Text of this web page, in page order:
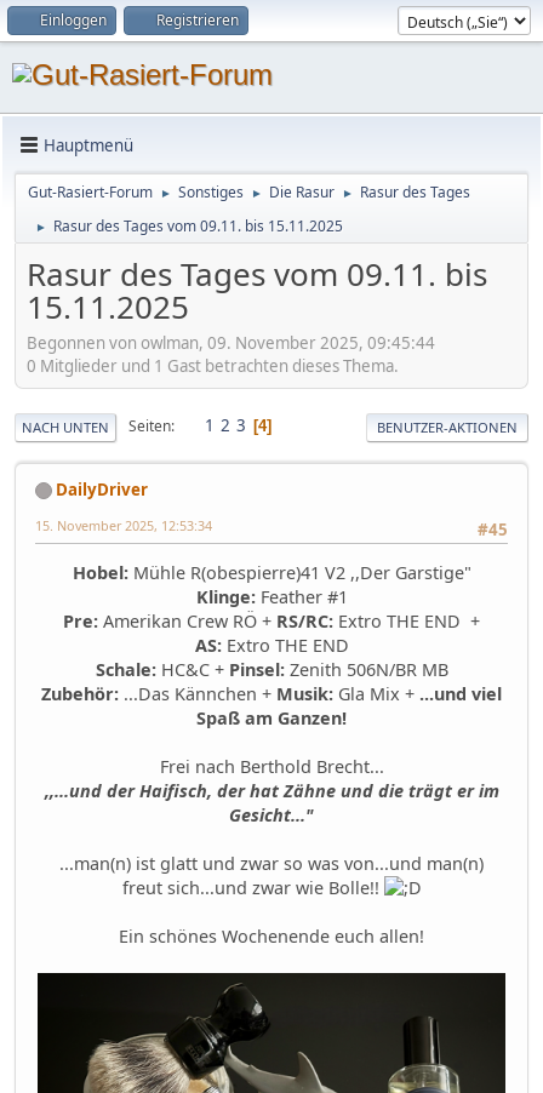
Einloggen Registrieren
Hauptmenü
Gut-Rasiert-Forum ► Sonstiges ► Die Rasur ► Rasur des Tages
► Rasur des Tages vom 09.11. bis 15.11.2025
Rasur des Tages vom 09.11. bis
15.11.2025
Begonnen von owlman, 09. November 2025, 09:45:44
0 Mitglieder und 1 Gast betrachten dieses Thema.
NACH UNTEN Seiten 1 2 3 4 BENUTZER-AKTIONEN
DailyDriver
#45
15. November 2025, 12:53:34
Hobel:Mühle R(obespierre)41 V2 ,,Der Garstige"
Klinge: Feather #1
Pre: Amerikan Crew RÖ + RS/RC: Extro THE END +
AS:Extro THE END
Schale:HC&C +Pinsel:Zenith 506N/BR MB
Zubehör: ...Das Kännchen + Musik: Gla Mix + ...und viel
Spaß am Ganzen!
Frei nach Berthold Brecht...
,,...und der Haifisch, der hat Zähne und die trägt er im
Gesicht..."
...man(n) ist glatt und zwar so was von...und man(n)
freut sich...und zwar wie Bolle!!
Ein schönes Wochenende euch allen!